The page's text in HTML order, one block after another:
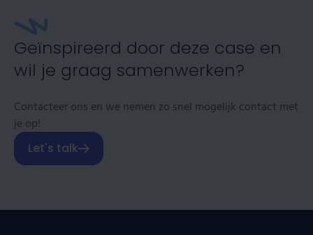
Geïnspireerd door deze case en
wil je graag samenwerken?
Contacteer ons en we nemen zo snel mogelijk contact met
je op!
Let's talk